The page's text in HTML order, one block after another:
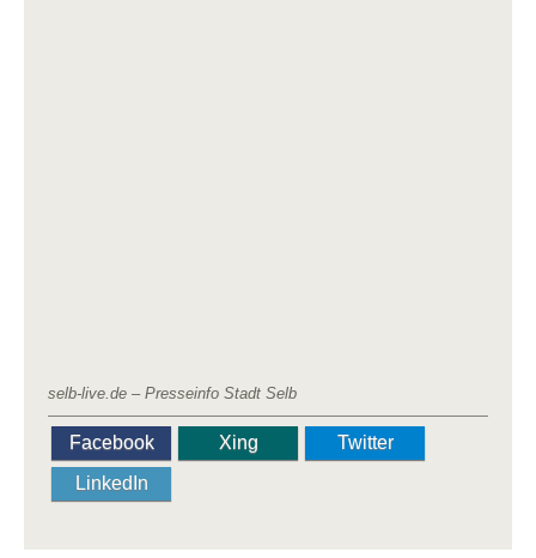
selb-live.de – Presseinfo Stadt Selb
Facebook Xing
Twitter
LinkedIn